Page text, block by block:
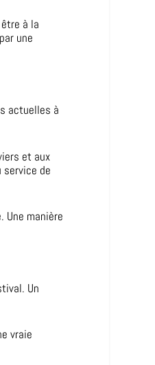
à la
une
actuelles à
et aux
de
Une manière
Un
vraie